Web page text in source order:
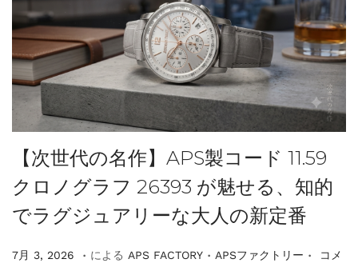
【次世代の名作】APS製コード 11.59
クロノグラフ 26393 が魅せる、知的
でラグジュアリーな大人の新定番
掲
7月 3, 2026
7. による APS FACTORY . 掲
APSファクトリー .
コメ